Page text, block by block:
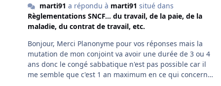
marti91 a répondu à marti91 situé dans
Règlementations SNCF... du travail, de la paie, de la
maladie, du contrat de travail, etc.
Bonjour, Merci Planonyme pour vos réponses mais la
mutation de mon conjoint va avoir une durée de 3 ou 4
ans donc le congé sabbatique n'est pas possible car il
me semble que c'est 1 an maximum en ce qui concerne